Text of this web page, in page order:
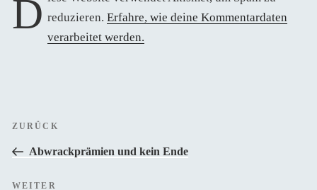
Diese Website verwendet Akismet, um Spam zu reduzieren.Erfahre, wie deine Kommentardaten
verarbeitet werden.
Beitragsnavigation
Vorheriger
Beitrag
ZURÜCK
Abwrackprämien und kein Ende
WEITER